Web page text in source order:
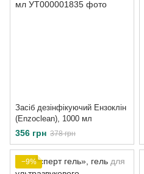
Засіб дезінфікуючий Ензоклін
(Enzoclean), 1000 мл
356 грн 378 грн
−9%